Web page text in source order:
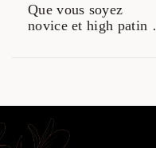
Que vous soyez
novice et high patin a